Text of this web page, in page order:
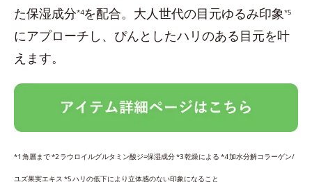
た保湿成分*4を配合。大人世代の目元ゆるみ印象 *5
にアプローチし、ぴんとしたハリのある目元を叶
えます。
*1 角層まで *2 ラウロイルグルタミン酸ジ=保湿成分 *3 乾燥による *4 加水分解コラーゲン/
ユズ果実エキス *5 ハリの低下により立体感のない印象になること